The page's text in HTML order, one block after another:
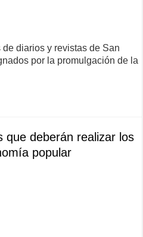
diarios y revistas de San
por la promulgación de la
que deberán realizar los
popular